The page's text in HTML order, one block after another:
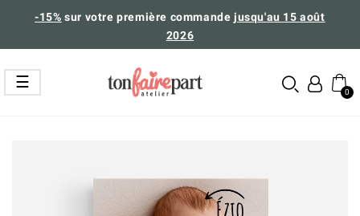
-15% sur votre première commandejusqu'au 15 août
2026
Basculer
la
navigation
☰